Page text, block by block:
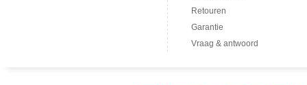
Retouren
Garantie
Vraag & antwoord